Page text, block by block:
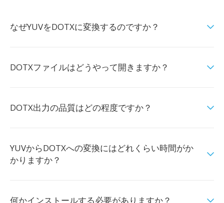
なぜYUVをDOTXに変換するのですか？
DOTXファイルはどうやって開きますか？
DOTX出力の品質はどの程度ですか？
YUVからDOTXへの変換にはどれくらい時間がか
かりますか？
何かインストールする必要がありますか？